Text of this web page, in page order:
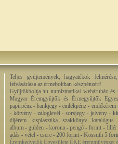
Teljes gyűjtemények, hagyatékok
felvásárlása az érmeboltban készpénzért!
Gyűjtőkboltja.hu numizmatikai webáruház
Magyar Éremgyűjtők és Érmegyűjtők
papírpénz - bankjegy - emlékpénz -
- kötvény - záloglevél - sorsjegy - jelvény -
díjérem - kisplasztika - szakkönyv - katalógus
album - gulden - korona - pengő - forint -
adás - vétel - csere - 200 forint - Kossuth 5
Éremkedvelők Egyesülete ÉKE éremművészet